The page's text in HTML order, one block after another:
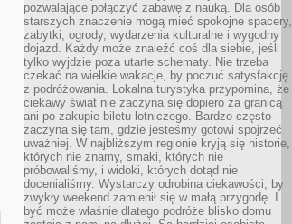
pozwalające połączyć zabawę z nauką. Dla osób
starszych znaczenie mogą mieć spokojne spacery,
zabytki, ogrody, wydarzenia kulturalne i wygodny
dojazd. Każdy może znaleźć coś dla siebie, jeśli
tylko wyjdzie poza utarte schematy. Nie trzeba
czekać na wielkie wakacje, by poczuć satysfakcję
z podróżowania. Lokalna turystyka przypomina, że
ciekawy świat nie zaczyna się dopiero za granicą
ani po zakupie biletu lotniczego. Bardzo często
zaczyna się tam, gdzie jesteśmy gotowi spojrzeć
uważniej. W najbliższym regionie kryją się historie,
których nie znamy, smaki, których nie
próbowaliśmy, i widoki, których dotąd nie
docenialiśmy. Wystarczy odrobina ciekawości, by
zwykły weekend zamienił się w małą przygodę. I
być może właśnie dlatego podróże blisko domu